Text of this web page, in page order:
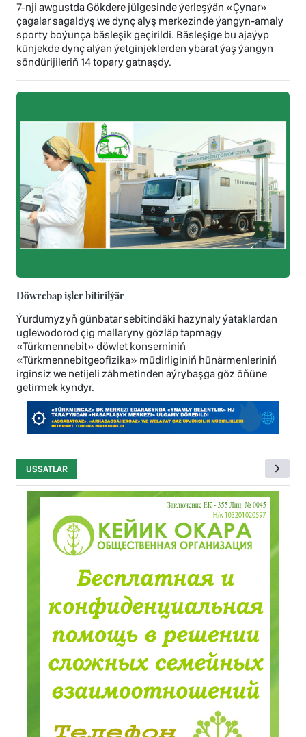
7-nji awgustda Gökdere jülgesinde ýerleşýän «Çynar»
çagalar sagaldyş we dynç alyş merkezinde ýangyn-amaly
sporty boýunça bäsleşik geçirildi. Bäsleşige bu ajaýyp
künjekde dynç alýan ýetginjeklerden ybarat ýaş ýangyn
söndürijileriň 14 topary gatnaşdy.
Döwrebap işler bitirilýär
Ýurdumyzyň günbatar sebitindäki hazynaly ýataklardan
uglewodorod çig mallaryny gözläp tapmagy
«Türkmennebit» döwlet konserniniň
«Türkmennebitgeofizika» müdirliginiň hünärmenleriniň
irginsiz we netijeli zähmetinden aýrybaşga göz öňüne
getirmek kyndyr.
USSATLAR